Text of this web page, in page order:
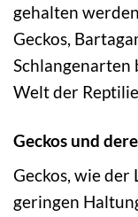
gehalten
Geckos,
Schlangenarten
Welt der
Geckos und
Geckos, wie der
geringen